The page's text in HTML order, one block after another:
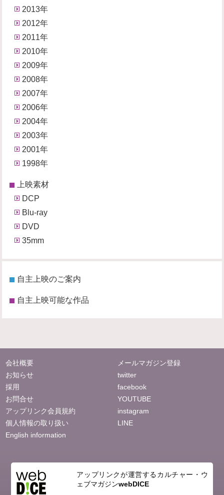
2013年
2012年
2011年
2010年
2009年
2008年
2007年
2006年
2004年
2003年
2001年
1998年
上映素材
DCP
Blu-ray
DVD
35mm
自主上映のご案内
自主上映可能な作品
会社概要
お知らせ
採用
お問合せ
アップリンク会員規約
個人情報の取り扱い
English information
メールマガジン登録
twitter
facebook
YOUTUBE
instagram
LINE
アップリンクが運営するカルチャー・ウ
ェブマガジンwebDICE